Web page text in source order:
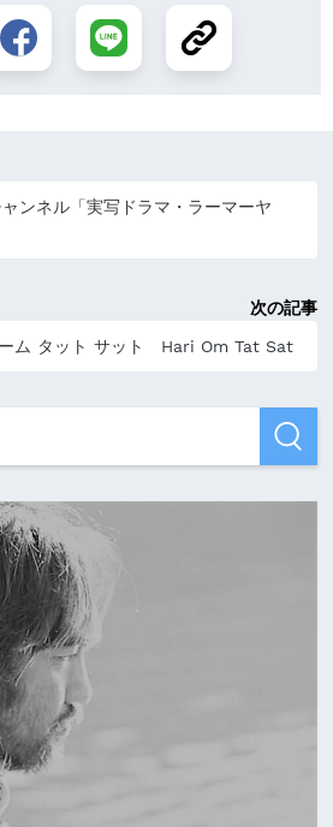
ンネル「実写ドラマ・ラーマーヤ
次の記事
ム タット サット Hari Om Tat Sat